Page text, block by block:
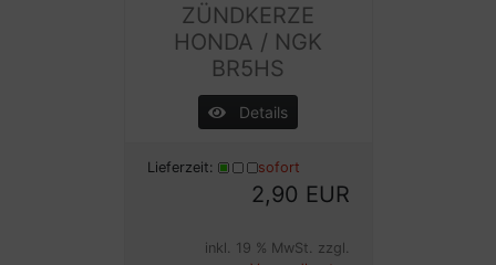
ZÜNDKERZE
HONDA / NGK
BR5HS
Details
Lieferzeit: sofort
2,90 EUR
inkl. 19 % MwSt. zzgl.